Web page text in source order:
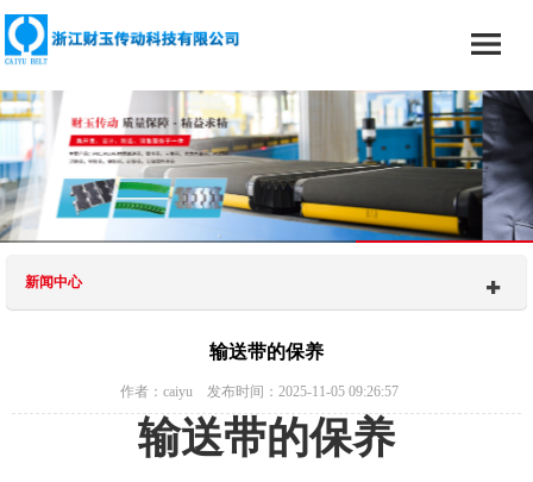
新闻中心
输送带的保养
作者：caiyu 发布时间：2025-11-05 09:26:57
输送带的保养